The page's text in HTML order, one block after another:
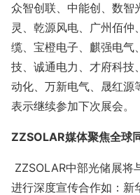
众智创联、中能创、数智
灵、乾源风电、广州佰
缆、宝橙电子、麒强电气
技、诚通电力、才府科技
动化、万新电气、晟红源
表示继续参加下次展会。
ZZSOLAR媒体聚焦全球
ZZSOLAR中部光储展将
进行深度宣传合作如：新